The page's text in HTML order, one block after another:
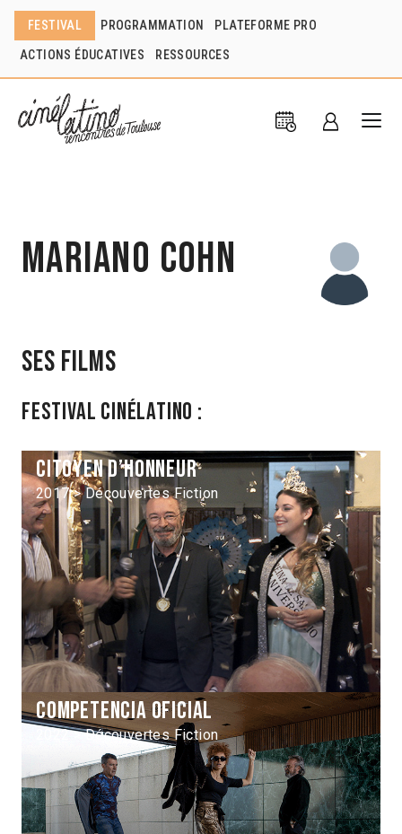
FESTIVAL PROGRAMMATION PLATEFORME PRO
ACTIONS ÉDUCATIVES RESSOURCES
Mariano Cohn
Ses films
Festival Cinélatino :
Citoyen d’honneur
2017 > Découvertes Fiction
Competencia oficial
2022 > Découvertes Fiction